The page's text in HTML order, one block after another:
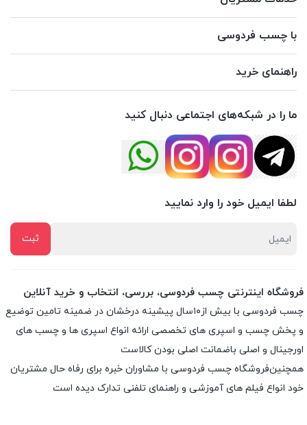
با چسب فردوسی
راهنمای خرید
ما را در شبکه‌های اجتماعی دنبال کنید
لطفا ایمیل خود را وارد نمایید
فروشگاه اینترنتی چسب فردوسی، بررسی، انتخاب و خرید آنلاین
چسب فردوسی با بیش از۱۰سال پیشینه درخشان در ضمینه تامین توضیع
و پخش چسب و اسپری های تخصصی ارائه انواع اسپری ها و چسب های
اورجینال و اصلی باضمانت اصلی بودن کالاست
همچنین‌فروشگاه چسب فردوسی با مشاوران خبره برای رفاه حال مشتریان
خود انواع فیلم های آموزشی و راهنمای تلفنی تدارک دیده است